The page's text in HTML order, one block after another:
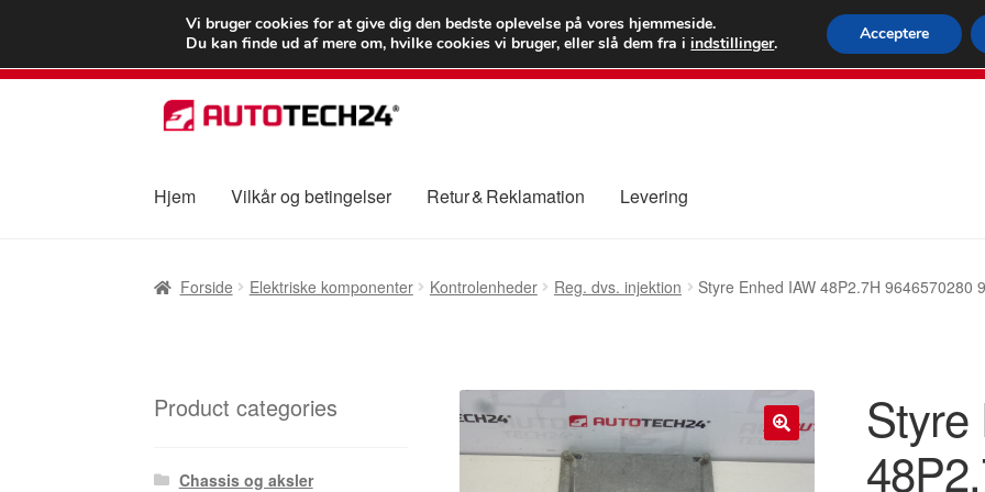
LEVERING fra 55 kr.
FEDEX
80 82
Spring
til
Spring
til
Hjem Vilkår og betingelser Retur & Reklamation Levering
Forside Elektriske komponenter Kontrolenheder Reg. dvs. injektion Styre Enhed IAW 48P2.7H 9646570280
🔍
Styre
Product categories
Chassis og aksler
Vi bruger cookies for at give dig den bedste oplevelse på vores hjemmeside.
Du kan finde ud af mere om, hvilke cookies vi bruger, eller slå dem fra iindstillinger. Acceptere